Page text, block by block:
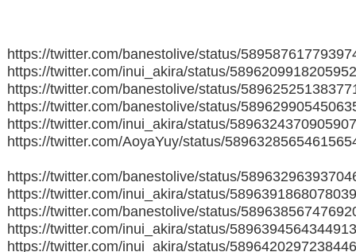
https://twitter.com/banestolive/status/
https://twitter.com/inui_akira/status/
https://twitter.com/banestolive/status/
https://twitter.com/banestolive/status/
https://twitter.com/inui_akira/status/
https://twitter.com/AoyaYuy/status/
https://twitter.com/banestolive/status/
https://twitter.com/inui_akira/status/
https://twitter.com/banestolive/status/
https://twitter.com/inui_akira/status/
https://twitter.com/inui_akira/status/